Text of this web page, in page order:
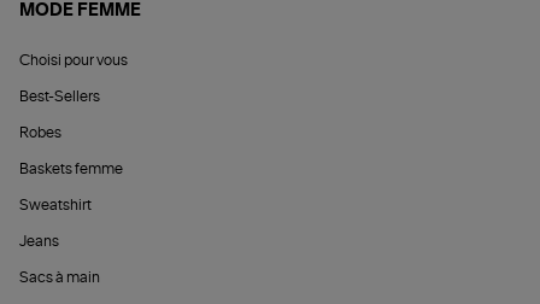
MODE FEMME
Choisi pour vous
Best-Sellers
Robes
Baskets femme
Sweatshirt
Jeans
Sacs à main